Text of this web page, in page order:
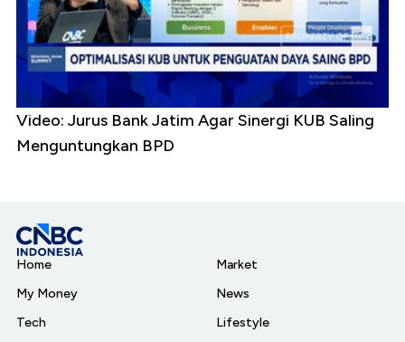
Video: Jurus Bank Jatim Agar Sinergi KUB Saling
Menguntungkan BPD
Home
My Money
Tech
Market
News
Lifestyle